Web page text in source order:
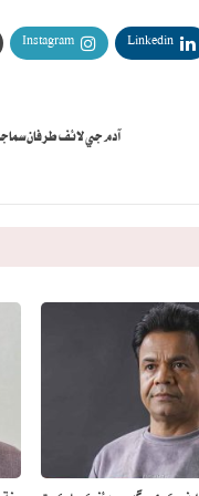
Linkedin
Instagram
آدم جي لائف طرفان